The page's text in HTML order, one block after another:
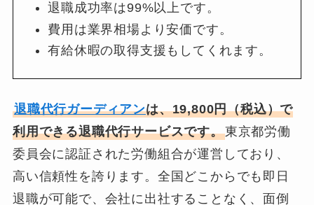
退職成功率は99%以上です。
費用は業界相場より安価です。
有給休暇の取得支援もしてくれます。
退職代行ガーディアンは、19,800円（税込）で
利用できる退職代行サービスです。東京都労働
委員会に認証された労働組合が運営しており、
高い信頼性を誇ります。全国どこからでも即日
退職が可能で、会社に出社することなく、面倒